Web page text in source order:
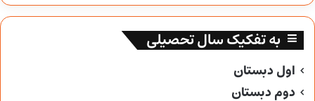
به تفکیک سال تحصیلی
اول دبستان
دوم دبستان